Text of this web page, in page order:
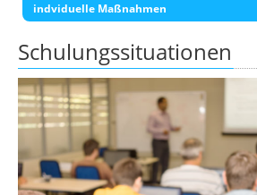
indviduelle Maßnahmen
Schulungssituationen